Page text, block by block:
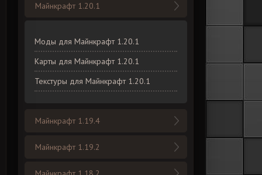
Майнкрафт 1.20.1
Моды для Майнкрафт 1.20.1
Карты для Майнкрафт 1.20.1
Текстуры для Майнкрафт 1.20.1
Майнкрафт 1.19.4
Майнкрафт 1.19.2